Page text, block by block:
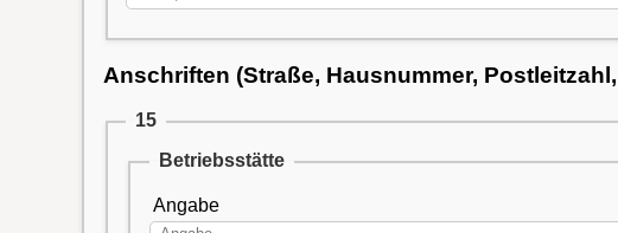
Anschriften (Straße, Hausnummer,
15
Betriebsstätte
Angabe